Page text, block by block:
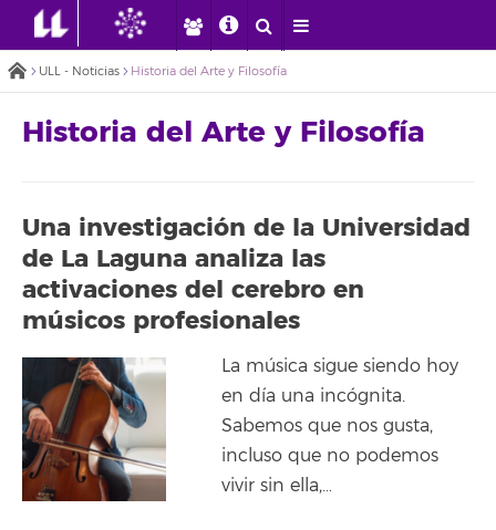
ULL - Noticias Historia del Arte y Filosofía
Historia del Arte y Filosofía
Una investigación de la Universidad
de La Laguna analiza las
activaciones del cerebro en
músicos profesionales
La música sigue siendo hoy
en día una incógnita.
Sabemos que nos gusta,
incluso que no podemos
vivir sin ella,…